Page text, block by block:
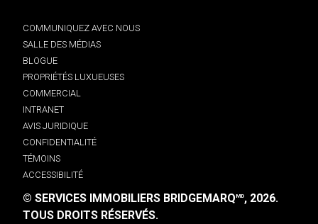
COMMUNIQUEZ AVEC NOUS
SALLE DES MÉDIAS
BLOGUE
PROPRIÉTÉS LUXUEUSES
COMMERCIAL
INTRANET
AVIS JURIDIQUE
CONFIDENTIALITÉ
TÉMOINS
ACCESSIBILITÉ
© SERVICES IMMOBILIERS BRIDGEMARQMD, 2026.
TOUS DROITS RÉSERVÉS.